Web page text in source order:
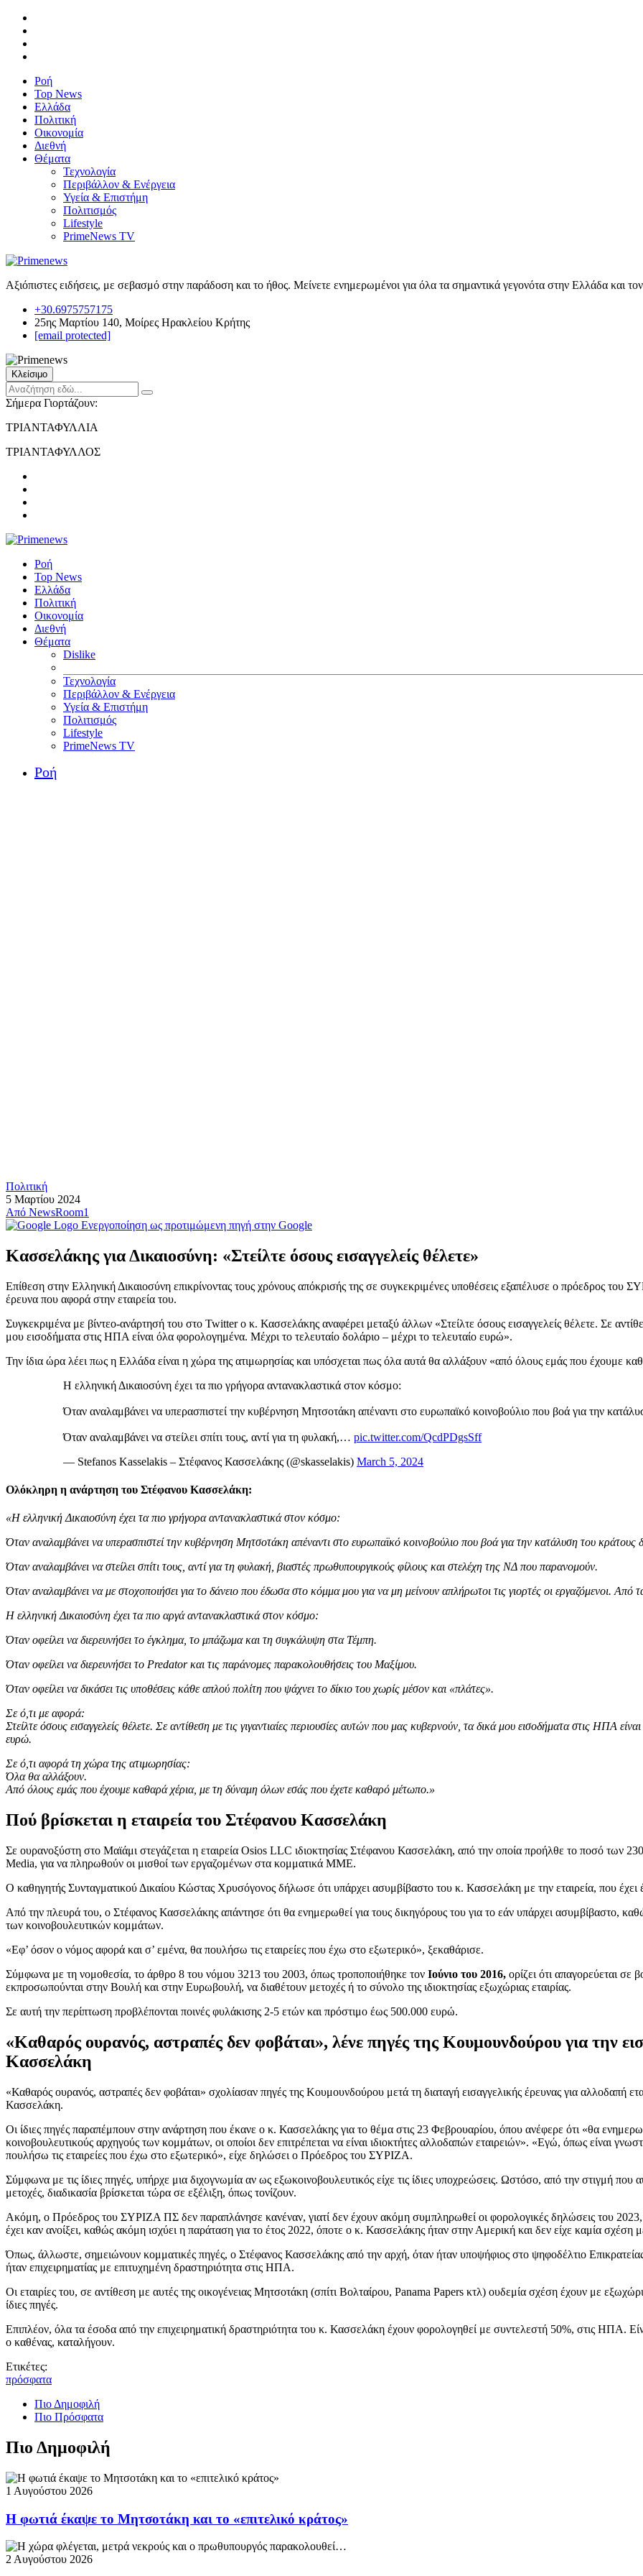
Ροή
Top News
Ελλάδα
Πολιτική
Οικονομία
Διεθνή
Θέματα
Τεχνολογία
Περιβάλλον & Ενέργεια
Υγεία & Επιστήμη
Πολιτισμός
Lifestyle
PrimeNews TV
Αξιόπιστες ειδήσεις, με σεβασμό στην παράδοση και το ήθος. Μείνετε ενημερωμένοι για όλα τα σημαντικά γεγονότα στην Ελλάδα και
+30.6975757175
25ης Μαρτίου 140, Μοίρες Ηρακλείου Κρήτης
[email protected]
Κλείσιμο
Σήμερα Γιορτάζουν:
ΤΡΙΑΝΤΑΦΥΛΛΙΑ
ΤΡΙΑΝΤΑΦΥΛΛΟΣ
Ροή
Top News
Ελλάδα
Πολιτική
Οικονομία
Διεθνή
Θέματα
Dislike
Τεχνολογία
Περιβάλλον & Ενέργεια
Υγεία & Επιστήμη
Πολιτισμός
Lifestyle
PrimeNews TV
Ροή
Πολιτική
5 Μαρτίου 2024
Από NewsRoom1
Ενεργοποίηση ως προτιμώμενη πηγή στην Google
Κασσελάκης για Δικαιοσύνη: «Στείλτε όσους εισαγγελείς θέλετε»
Επίθεση στην Ελληνική Δικαιοσύνη επικρίνοντας τους χρόνους απόκρισής της σε συγκεκριμένες υποθέσεις εξαπέλυσε ο πρόεδρος του
έρευνα που αφορά στην εταιρεία του.
Συγκεκριμένα με βίντεο-ανάρτησή του στο Twitter ο κ. Κασσελάκης αναφέρει μεταξύ άλλων «Στείλτε όσους εισαγγελείς θέλετε. Σε
μου εισοδήματα στις ΗΠΑ είναι όλα φορολογημένα. Μέχρι το τελευταίο δολάριο – μέχρι το τελευταίο ευρώ».
Την ίδια ώρα λέει πως η Ελλάδα είναι η χώρα της ατιμωρησίας και υπόσχεται πως όλα αυτά θα αλλάξουν «από όλους εμάς που έχουμε
H ελληνική Δικαιοσύνη έχει τα πιο γρήγορα αντανακλαστικά στον κόσμο:
Όταν αναλαμβάνει να υπερασπιστεί την κυβέρνηση Μητσοτάκη απέναντι στο ευρωπαϊκό κοινοβούλιο που βοά για την
Όταν αναλαμβάνει να στείλει σπίτι τους, αντί για τη φυλακή,… pic.twitter.com/QcdPDgsSff
— Stefanos Kasselakis – Στέφανος Κασσελάκης (@skasselakis) March 5, 2024
Ολόκληρη η ανάρτηση του Στέφανου Κασσελάκη:
«H ελληνική Δικαιοσύνη έχει τα πιο γρήγορα αντανακλαστικά στον κόσμο:
Όταν αναλαμβάνει να υπερασπιστεί την κυβέρνηση Μητσοτάκη απέναντι στο ευρωπαϊκό κοινοβούλιο που βοά για την κατάλυση του κράτους
Όταν αναλαμβάνει να στείλει σπίτι τους, αντί για τη φυλακή, βιαστές πρωθυπουργικούς φίλους και στελέχη της ΝΔ που παρανομούν.
Όταν αναλαμβάνει να με στοχοποιήσει για το δάνειο που έδωσα στο κόμμα μου για να μη μείνουν απλήρωτοι τις γιορτές οι εργαζόμενοι.
H ελληνική Δικαιοσύνη έχει τα πιο αργά αντανακλαστικά στον κόσμο:
Όταν οφείλει να διερευνήσει το έγκλημα, το μπάζωμα και τη συγκάλυψη στα Τέμπη.
Όταν οφείλει να διερευνήσει το Predator και τις παράνομες παρακολουθήσεις του Μαξίμου.
Όταν οφείλει να δικάσει τις υποθέσεις κάθε απλού πολίτη που ψάχνει το δίκιο του χωρίς μέσον και «πλάτες».
Σε ό,τι με αφορά:
Στείλτε όσους εισαγγελείς θέλετε. Σε αντίθεση με τις γιγαντιαίες περιουσίες αυτών που μας κυβερνούν, τα δικά μου εισοδήματα στις ΗΠΑ
ευρώ.
Σε ό,τι αφορά τη χώρα της ατιμωρησίας:
Όλα θα αλλάξουν.
Από όλους εμάς που έχουμε καθαρά χέρια, με τη δύναμη όλων εσάς που έχετε καθαρό μέτωπο.»
Πού βρίσκεται η εταιρεία του Στέφανου Κασσελάκη
Σε ουρανοξύστη στο Μαϊάμι στεγάζεται η εταιρεία Osios LLC ιδιοκτησίας Στέφανου Κασσελάκη, από την οποία προήλθε το ποσό
Media, για να πληρωθούν οι μισθοί των εργαζομένων στα κομματικά ΜΜΕ.
Ο καθηγητής Συνταγματικού Δικαίου Κώστας Χρυσόγονος δήλωσε ότι υπάρχει ασυμβίβαστο του κ. Κασσελάκη με την εταιρεία, που
Από την πλευρά του, ο Στέφανος Κασσελάκης απάντησε ότι θα ενημερωθεί για τους δικηγόρους του για το εάν υπάρχει ασυμβίβαστο,
των κοινοβουλευτικών κομμάτων.
«Εφ’ όσον ο νόμος αφορά και σ’ εμένα, θα πουλήσω τις εταιρείες που έχω στο εξωτερικό», ξεκαθάρισε.
Σύμφωνα με τη νομοθεσία, το άρθρο 8 του νόμου 3213 του 2003, όπως τροποποιήθηκε τον Ιούνιο του 2016, ορίζει ότι απαγορεύεται
εκπροσωπούνται στην Βουλή και στην Ευρωβουλή, να διαθέτουν μετοχές ή το σύνολο της ιδιοκτησίας εξωχώριας εταιρίας.
Σε αυτή την περίπτωση προβλέπονται ποινές φυλάκισης 2-5 ετών και πρόστιμο έως 500.000 ευρώ.
«Καθαρός ουρανός, αστραπές δεν φοβάται», λένε πηγές της Κουμουνδούρου για την
Κασσελάκη
«Καθαρός ουρανός, αστραπές δεν φοβάται» σχολίασαν πηγές της Κουμουνδούρου μετά τη διαταγή εισαγγελικής έρευνας για
Κασσελάκη.
Οι ίδιες πηγές παραπέμπουν στην ανάρτηση που έκανε ο κ. Κασσελάκης για το θέμα στις 23 Φεβρουαρίου, όπου ανέφερε ότι «θα
κοινοβουλευτικούς αρχηγούς των κομμάτων, οι οποίοι δεν επιτρέπεται να είναι ιδιοκτήτες αλλοδαπών εταιρειών». «Εγώ, όπως είναι
πουλήσω τις εταιρείες που έχω στο εξωτερικό», είχε δηλώσει ο Πρόεδρος του ΣΥΡΙΖΑ.
Σύμφωνα με τις ίδιες πηγές, υπήρχε μια διχογνωμία αν ως εξωκοινοβουλευτικός είχε τις ίδιες υποχρεώσεις. Ωστόσο, από την στιγμή
μετοχές, διαδικασία βρίσκεται τώρα σε εξέλιξη, όπως τονίζουν.
Ακόμη, ο Πρόεδρος του ΣΥΡΙΖΑ ΠΣ δεν παραπλάνησε κανέναν, γιατί δεν έχουν ακόμη συμπληρωθεί οι φορολογικές δηλώσεις του 2023,
έχει καν ανοίξει, καθώς ακόμη ισχύει η παράταση για το έτος 2022, όποτε ο κ. Κασσελάκης ήταν στην Αμερική και δεν είχε καμία σχέση
Όπως, άλλωστε, σημειώνουν κομματικές πηγές, ο Στέφανος Κασσελάκης από την αρχή, όταν ήταν υποψήφιος στο ψηφοδέλτιο
ήταν επιχειρηματίας με επιτυχημένη δραστηριότητα στις ΗΠΑ.
Οι εταιρίες του, σε αντίθεση με αυτές της οικογένειας Μητσοτάκη (σπίτι Βολταίρου, Panama Papers κτλ) ουδεμία σχέση έχουν με
ίδιες πηγές.
Επιπλέον, όλα τα έσοδα από την επιχειρηματική δραστηριότητα του κ. Κασσελάκη έχουν φορολογηθεί με συντελεστή 50%, στις ΗΠΑ.
ο καθένας, καταλήγουν.
Ετικέτες:
πρόσφατα
Πιο Δημοφιλή
Πιο Πρόσφατα
Πιο Δημοφιλή
1 Αυγούστου 2026
Η φωτιά έκαψε το Μητσοτάκη και το «επιτελικό κράτος»
2 Αυγούστου 2026